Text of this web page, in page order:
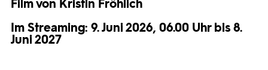
Bilder
Film von Kristin Fröhlich
Im Streaming: 9. Juni 2026, 06.00 Uhr bis 8.
Juni 2027